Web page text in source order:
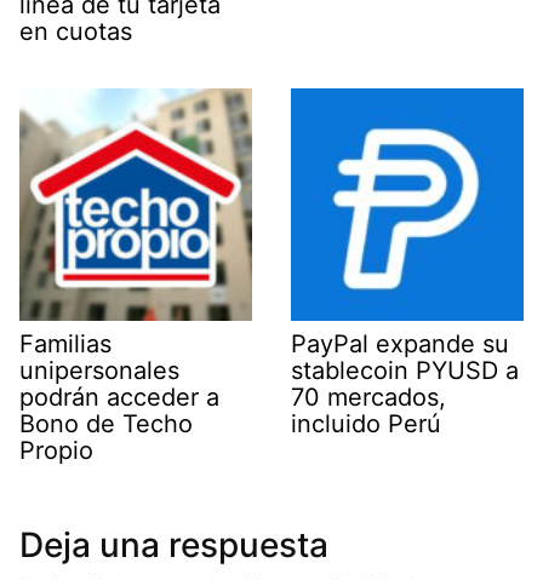
en cuotas
Familias
unipersonales
podrán acceder a
Bono de Techo
Propio
PayPal expande su
stablecoin PYUSD a
70 mercados,
incluido Perú
Deja una respuesta